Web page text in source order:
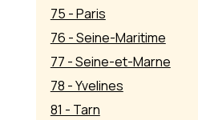
75 - Paris
76 - Seine-Maritime
77 - Seine-et-Marne
78 - Yvelines
81 - Tarn